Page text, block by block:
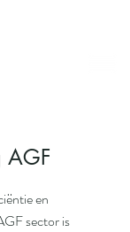
AGF
en
sector is